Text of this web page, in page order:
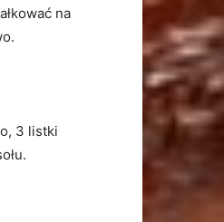
na
3 listki